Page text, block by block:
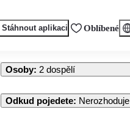
Stáhnout aplikaci Oblíbené
Osoby: 2 dospělí
Odkud pojedete: Nerozhoduje